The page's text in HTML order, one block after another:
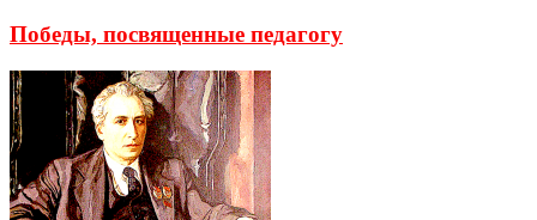
Победы, посвященные педагогу